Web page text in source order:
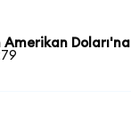
Doları'na